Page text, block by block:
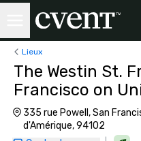
Lieux
The Westin St.
Francisco on
335 rue Powell, San
d'Amérique, 94102